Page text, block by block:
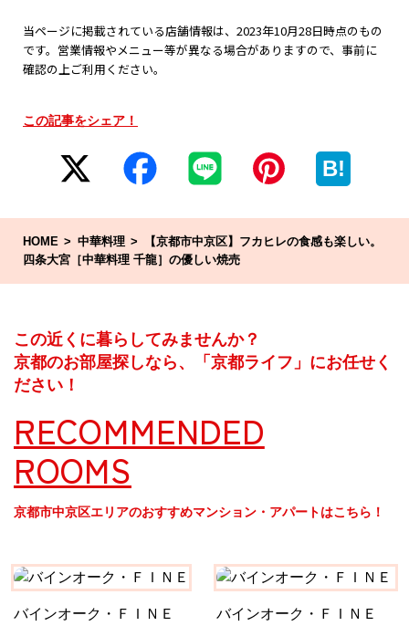
当ページに掲載されている店舗情報は、2023年10月28日時点のもの
です。営業情報やメニュー等が異なる場合がありますので、事前に
確認の上ご利用ください。
この記事をシェア！
B!
HOME 中華料理
【京都市中京区】フカヒレの食感も楽しい。
四条大宮［中華料理 千龍］の優しい焼売
この近くに暮らしてみませんか？
京都のお部屋探しなら、「京都ライフ」にお任せく
ださい！
RECOMMENDED
ROOMS
京都市中京区エリアのおすすめマンション・アパートはこちら！
バインオーク・ＦＩＮＥ
バインオーク・ＦＩＮＥ